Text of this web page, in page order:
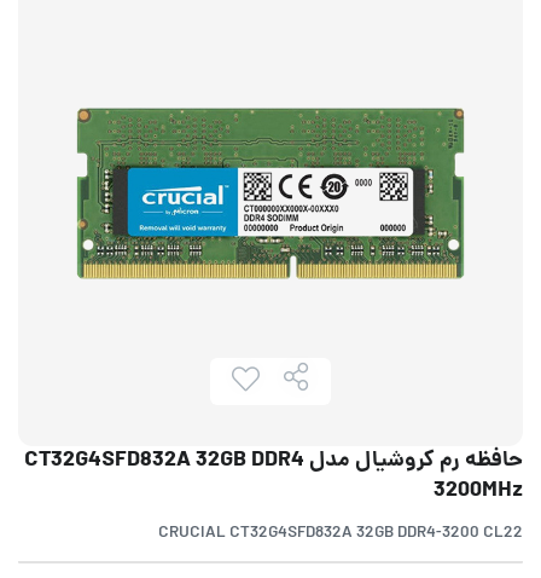
حافظه رم کروشیال مدل CT32G4SFD832A 32GB DDR4
3200MHz
CRUCIAL CT32G4SFD832A 32GB DDR4-3200 CL22